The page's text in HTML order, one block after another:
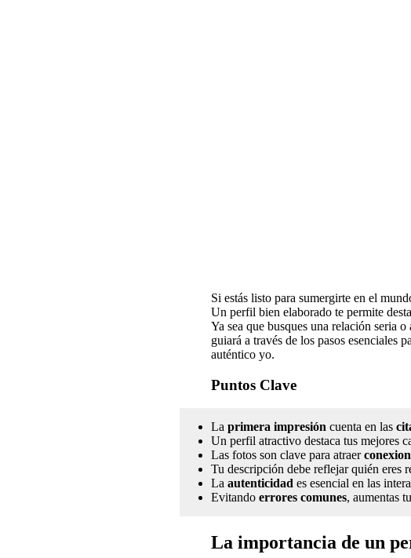
Si estás listo para sumergirte en el
Un perfil bien elaborado te permite
Ya sea que busques una relación seria
guiará a través de los pasos esenciales
auténtico yo.
Puntos Clave
La primera impresión cuenta en las
Un perfil atractivo destaca tus mejores
Las fotos son clave para atraer
Tu descripción debe reflejar quién eres
La autenticidad es esencial en las
Evitando errores comunes, aumentas
La importancia de un